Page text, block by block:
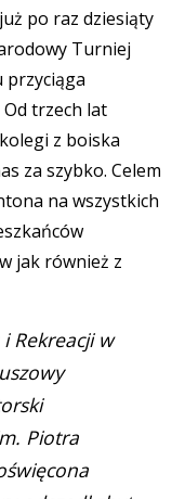
po raz dziesiąty
Turniej
Od trzech lat
z boiska
za szybko. Celem
na wszystkich
jak również z
Rekreacji w
Piotra